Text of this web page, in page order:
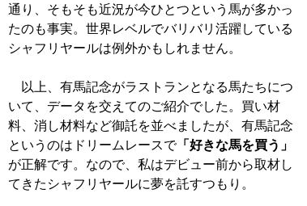
通り、そもそも近況が今ひとつという馬が多かっ
たのも事実。世界レベルでバリバリ活躍している
シャフリヤールは例外かもしれません。
以上、有馬記念がラストランとなる馬たちにつ
いて、データを交えてのご紹介でした。買い材
料、消し材料など御託を並べましたが、有馬記念
というのはドリームレースで「好きな馬を買う」
が正解です。なので、私はデビュー前から取材し
てきたシャフリヤールに夢を託すつもり。